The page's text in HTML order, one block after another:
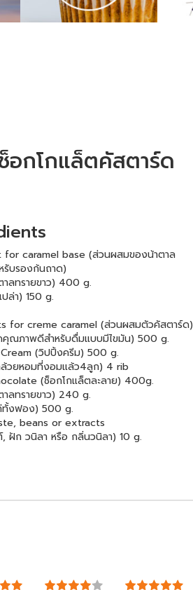
อกโกแล็ตคัสตาร์ด
for caramel base (ส่วนผสมของน้าตาล
รับรองก้นถาด)
าลทรายขาว) 400 g.
ล่า) 150 g.
for creme caramel (ส่วนผสมตัวคัสตาร์ด)
คุณภาพดีสำหรับดื่มแบบมีไขมัน) 500 g.
(วิปปิ้งครีม) 500 g.
วยหอมที่งอมแล้ว4ลูก) 4 rib
(ช็อกโกแล็ตละลาย) 400g.
าลทรายขาว) 240 g.
ทั้งฟอง) 500 g.
beans or extracts
ฝัก วนิลา หรือ กลิ่นวนิลา) 10 g.